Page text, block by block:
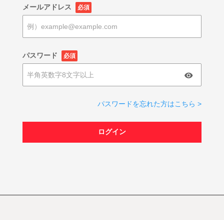
メールアドレス 必須
パスワード 必須
パスワードを忘れた方はこちら >
ログイン